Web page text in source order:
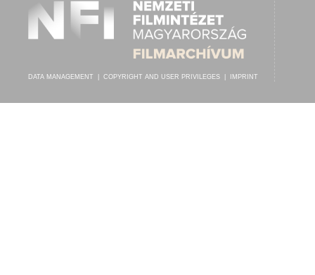
DATA MANAGEMENT COPYRIGHT AND USER PRIVILEGES IMPRINT